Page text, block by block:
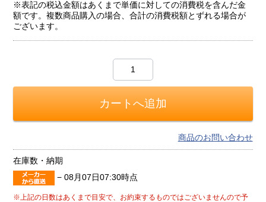
※表記の税込金額はあくまで単価に対しての消費税を含んだ金
額です。複数商品購入の場合、合計の消費税額とずれる場合が
ございます。
商品のお問い合わせ
在庫数・納期
− 08月07日07:30時点
※上記の日数はあくまで目安で、お約束するものではございませんので予